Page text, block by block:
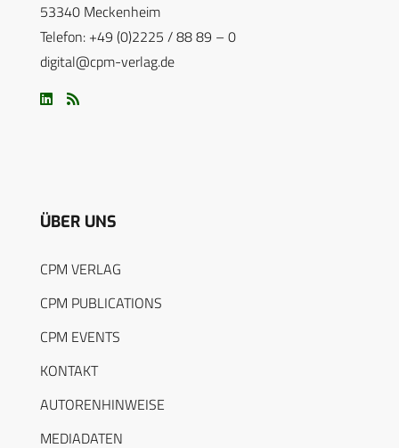
53340 Meckenheim
Telefon: +49 (0)2225 / 88 89 – 0
digital@cpm-verlag.de
ÜBER UNS
CPM VERLAG
CPM PUBLICATIONS
CPM EVENTS
KONTAKT
AUTORENHINWEISE
MEDIADATEN